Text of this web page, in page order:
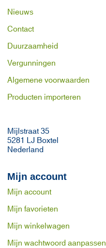
Nieuws
Contact
Duurzaamheid
Vergunningen
Algemene voorwaarden
Producten importeren
Mijlstraat 35
5281 LJ Boxtel
Nederland
Mijn account
Mijn account
Mijn favorieten
Mijn winkelwagen
Mijn wachtwoord aanpassen